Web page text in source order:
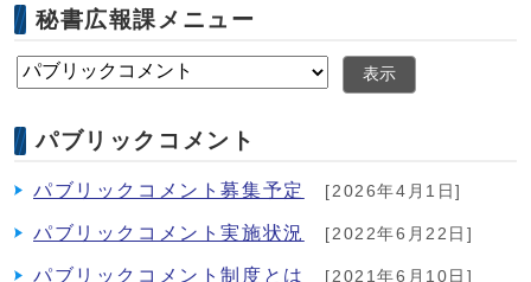
秘書広報課メニュー
表示
パブリックコメント
パブリックコメント募集予定 [2026年4月1日]
パブリックコメント実施状況 [2022年6月22日]
パブリックコメント制度とは [2021年6月10日]